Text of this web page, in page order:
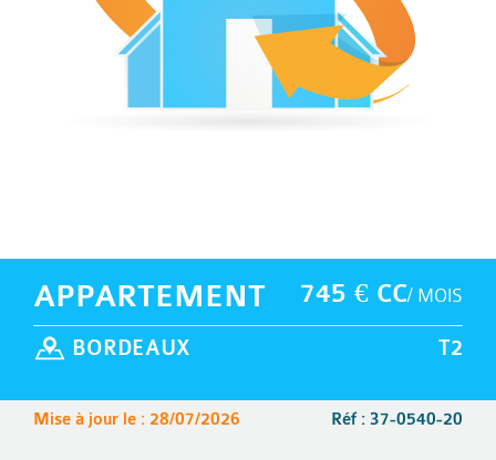
745 € CC/ MOIS
APPARTEMENT
T2
BORDEAUX
Réf : 37-0540-20
Mise à jour le : 28/07/2026